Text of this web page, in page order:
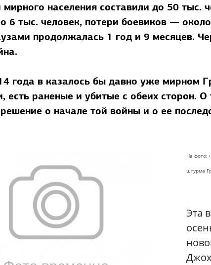
населения составили до 50 тыс.
6 тыс. человек, потери боевиков —
продолжалась 1 год и 9 месяцев.
года в казалось бы давно уже мирном
есть раненые и убитые с обеих сторон.
о начале той войны и о ее
На фото:
штурма
Эта